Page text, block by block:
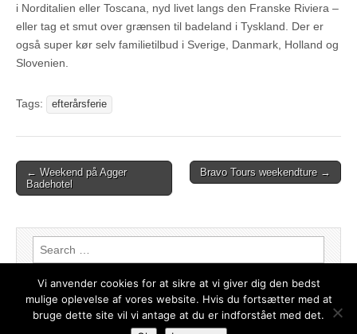
i Norditalien eller Toscana, nyd livet langs den Franske Riviera –
eller tag et smut over grænsen til badeland i Tyskland. Der er
også super kør selv familietilbud i Sverige, Danmark, Holland og
Slovenien.
Tags: efterårsferie
Post navigation
← Weekend på Agger
Badehotel
Bravo Tours weekendture →
Search for:
Weekendophold – de bedste tilbud
Vi anvender cookies for at sikre at vi giver dig den bedst
mulige oplevelse af vores website. Hvis du fortsætter med at
bruge dette site vil vi antage at du er indforstået med det.